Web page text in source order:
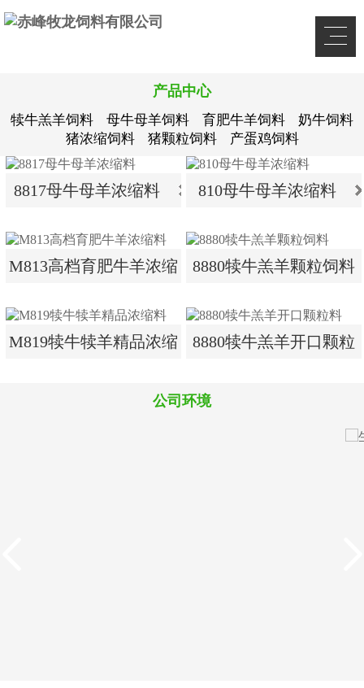
产品中心
犊牛羔羊饲料 母牛母羊饲料 育肥牛羊饲料
奶牛饲料
猪浓缩饲料
猪颗粒饲料 产蛋鸡饲料
8817母牛母羊浓缩料
8817母牛母羊浓缩料
810母牛母羊浓缩料
810母牛母羊浓缩料
M813高档育肥牛羊浓缩
M813高档育肥牛羊浓缩
8880犊牛羔羊颗粒饲料
8880犊牛羔羊颗粒饲料
M819犊牛犊羊精品浓缩
M819犊牛犊羊精品浓缩
8880犊牛羔羊开口颗粒
8880犊牛羔羊开口颗粒
公司环境